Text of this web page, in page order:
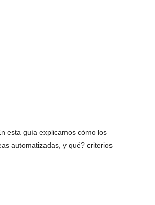
esta guía explicamos cómo los
automatizadas, y qué? criterios